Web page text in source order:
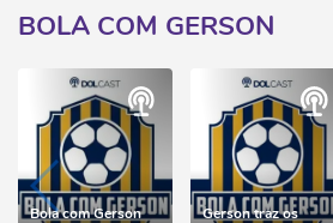
BOLA COM GERSON
Bola com Gerson
Gerson traz os